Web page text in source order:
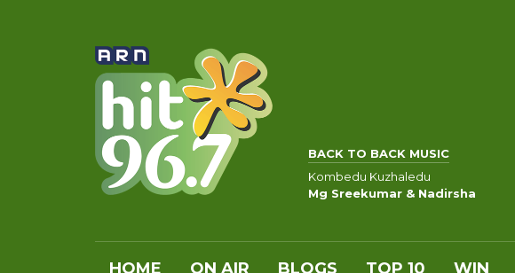
BACK TO BACK MUSIC
Kombedu Kuzhaledu
Mg Sreekumar & Nadirsha
HOME ON AIR BLOGS TOP 10 WIN